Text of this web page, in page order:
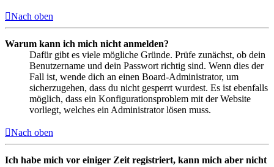
Nach oben
Warum kann ich mich nicht anmelden?
Dafür gibt es viele mögliche Gründe. Prüfe zunächst, ob dein
Benutzername und dein Passwort richtig sind. Wenn dies der
Fall ist, wende dich an einen Board-Administrator, um
sicherzugehen, dass du nicht gesperrt wurdest. Es ist ebenfalls
möglich, dass ein Konfigurationsproblem mit der Website
vorliegt, welches ein Administrator lösen muss.
Nach oben
Ich habe mich vor einiger Zeit registriert, kann mich aber nicht